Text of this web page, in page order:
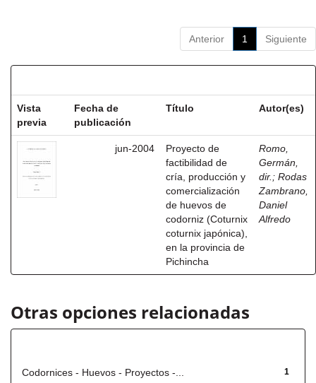
Anterior 1 Siguiente
Vista
previa
Fecha de
publicación
Título Autor(es)
jun-2004
Proyecto de
factibilidad de
cría, producción y
comercialización
de huevos de
codorniz (Coturnix
coturnix japónica),
en la provincia de
Pichincha
Romo,
Germán,
dir. ; Rodas
Zambrano,
Daniel
Alfredo
Otras opciones relacionadas
1
Codornices - Huevos - Proyectos -...